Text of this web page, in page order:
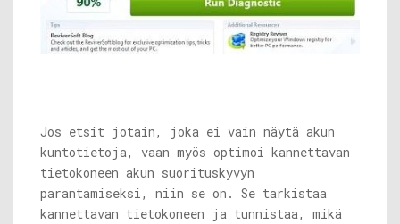
Jos etsit jotain, joka ei vain näytä akun
kuntotietoja, vaan myös optimoi kannettavan
tietokoneen akun suorituskyvyn
parantamiseksi, niin se on. Se tarkistaa
kannettavan tietokoneen ja tunnistaa, mikä